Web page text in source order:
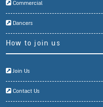
Commercial
Dancers
How to join us
Join Us
Contact Us